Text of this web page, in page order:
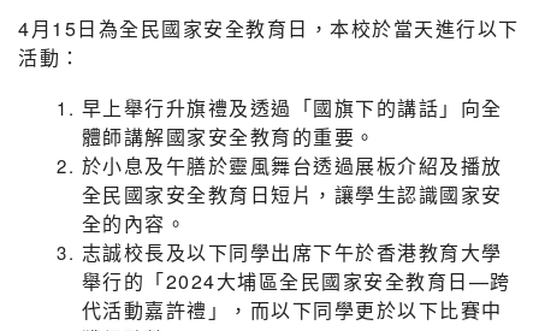
4月15日為全民國家安全教育日，本校於當天進行以下
活動：
早上舉行升旗禮及透過「國旗下的講話」向全
體師講解國家安全教育的重要。
於小息及午膳於靈風舞台透過展板介紹及播放
全民國家安全教育日短片，讓學生認識國家安
全的內容。
志誠校長及以下同學出席下午於香港教育大學
舉行的「2024大埔區全民國家安全教育日—跨
代活動嘉許禮」，而以下同學更於以下比賽中